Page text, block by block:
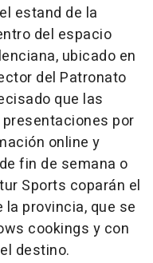
estand de la
del espacio
ubicado en
del Patronato
que las
por
online y
fin de semana o
Sports coparán el
provincia, que se
cookings y con
destino.